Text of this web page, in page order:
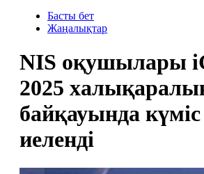
Басты бет
Жаңалықтар
NIS оқушылары
2025
байқауында
иеленді